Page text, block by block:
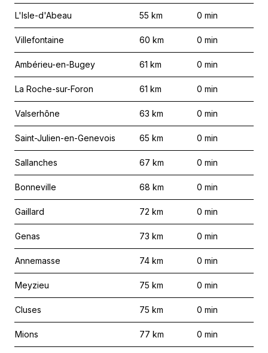
L'Isle-d'Abeau 55 km 0 min
Villefontaine 60 km 0 min
Ambérieu-en-Bugey 61 km 0 min
La Roche-sur-Foron 61 km 0 min
Valserhône 63 km 0 min
Saint-Julien-en-Genevois 65 km 0 min
Sallanches 67 km 0 min
Bonneville 68 km 0 min
Gaillard 72 km 0 min
Genas 73 km 0 min
Annemasse 74 km 0 min
Meyzieu 75 km 0 min
Cluses 75 km 0 min
Mions 77 km 0 min